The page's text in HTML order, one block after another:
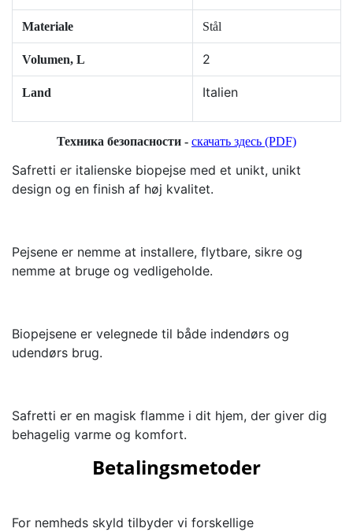
Materiale Stål
Volumen, L 2
Land Italien
Техника безопасности - скачать здесь (PDF)
Safretti er italienske biopejse med et unikt, unikt
design og en finish af høj kvalitet.
Pejsene er nemme at installere, flytbare, sikre og
nemme at bruge og vedligeholde.
Biopejsene er velegnede til både indendørs og
udendørs brug.
Safretti er en magisk flamme i dit hjem, der giver dig
behagelig varme og komfort.
Betalingsmetoder
For nemheds skyld tilbyder vi forskellige